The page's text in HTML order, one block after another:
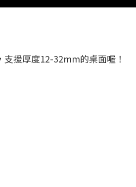
援厚度12-32mm的桌面喔！